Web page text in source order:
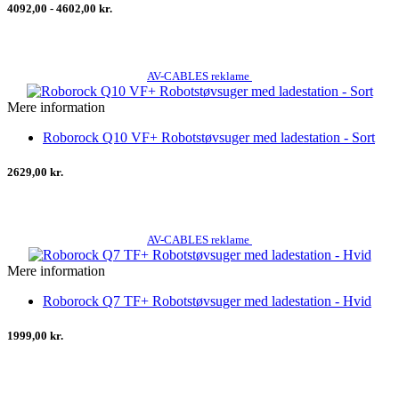
4092,00 - 4602,00 kr.
AV-CABLES reklame
Mere information
Roborock Q10 VF+ Robotstøvsuger med ladestation - Sort
2629,00 kr.
AV-CABLES reklame
Mere information
Roborock Q7 TF+ Robotstøvsuger med ladestation - Hvid
1999,00 kr.